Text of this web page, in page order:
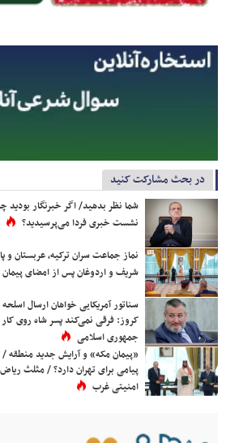
در بحث مشارکت کنید
شما نظر بدهید/ اگر خبرنگار
نشست خبری فردا می‌پرسیدید؟
نماز جماعت سران ترکیه، عربستان
شریف و اردوغان پس از امضای
سناتور آمریکایی خواهان ارسال
کروز: فرقی نمی‌کند پسر شاه روی
جمهوری اسلامی
«پیمان مکه» و آرایش جدید منطقه
پیامی برای تهران دارد؟ / مثلث ریاض،
امنیتی غرب